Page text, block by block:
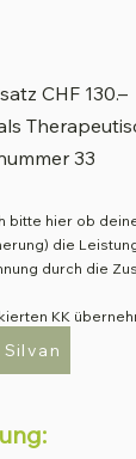
CHF 130.–
33
bitte hier ob
die
durch die
KK